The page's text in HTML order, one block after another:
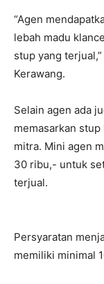
“Agen
lebah madu
stup yang
Kerawang.
Selain agen ada
memasarkan
mitra. Mini agen
30 ribu,- untuk
terjual.
Persyaratan
memiliki minimal